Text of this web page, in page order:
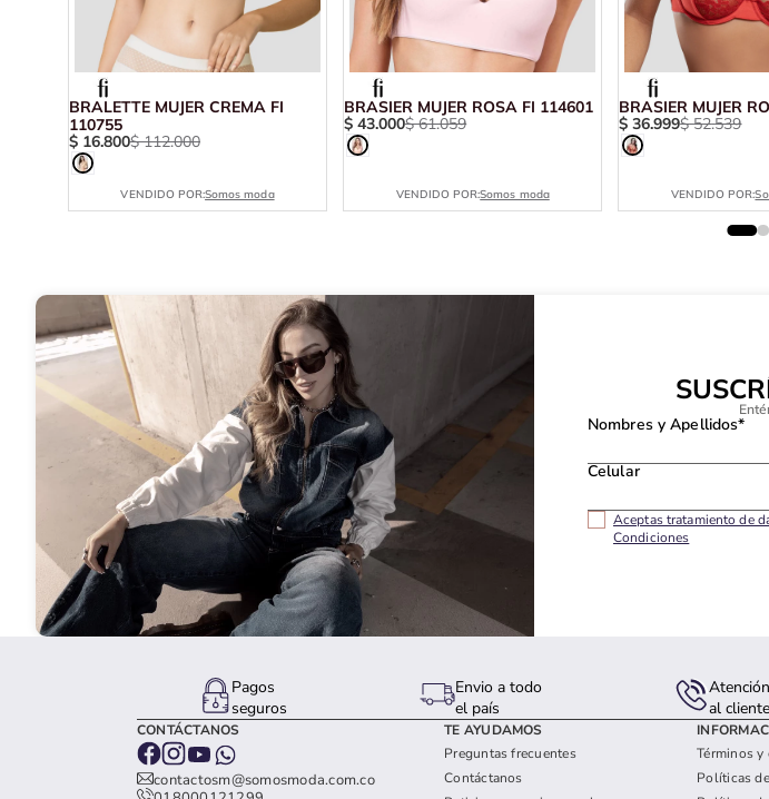
BRALETTE MUJER CREMA FI
110755
$ 16.800$ 112.000
VENDIDO POR:Somos moda
BRASIER MUJER ROSA FI 114601
$ 43.000$ 61.059
VENDIDO POR:Somos moda
BRASIER MUJER
$ 36.999$ 52.539
VENDIDO POR:
Nombres y Apellidos*
Celular
Aceptas tratamiento de
Condiciones
Pagos
seguros
Envio a todo
el país
Atención
al cliente
CONTÁCTANOS
contactosm@somosmoda.com.co
TE AYUDAMOS
Preguntas frecuentes
Contáctanos
Términos
Políticas